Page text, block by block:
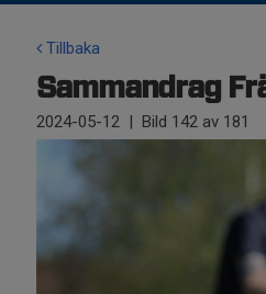
Tillbaka
Sammandrag
2024-05-12 | Bild 142 av 181